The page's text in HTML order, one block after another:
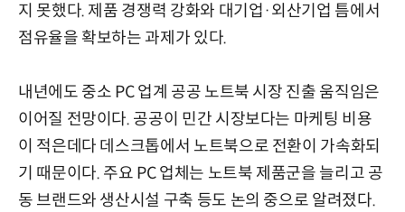
지 못했다. 제품 경쟁력 강화와 대기업·외산기업 틈에서
점유율을 확보하는 과제가 있다.
내년에도 중소 PC 업계 공공 노트북 시장 진출 움직임은
이어질 전망이다. 공공이 민간 시장보다는 마케팅 비용
이 적은데다 데스크톱에서 노트북으로 전환이 가속화되
기 때문이다. 주요 PC 업체는 노트북 제품군을 늘리고 공
동 브랜드와 생산시설 구축 등도 논의 중으로 알려졌다.